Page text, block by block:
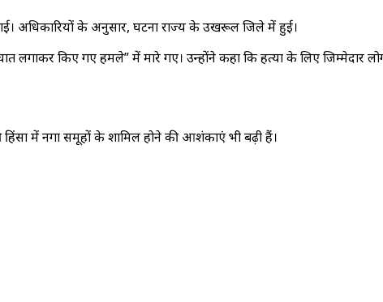
अधिकारियों के अनुसार, घटना राज्य के उखरूल जिले में हुई।
किए गए हमले” में मारे गए। उन्होंने कहा कि हत्या के लिए जिम्मेदार
में नगा समूहों के शामिल होने की आशंकाएं भी बढ़ी हैं।